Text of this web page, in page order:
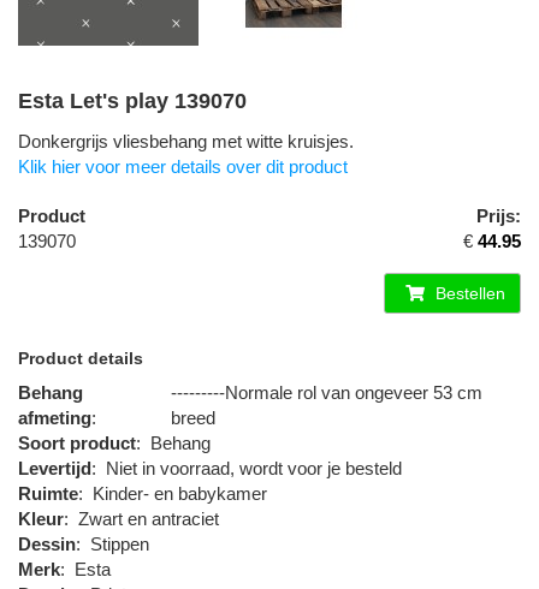
Esta Let's play 139070
Donkergrijs vliesbehang met witte kruisjes.
Klik hier voor meer details over dit product
Product
Prijs:
139070
€ 44.95
Bestellen
Product details
Behang
afmeting:
---------Normale rol van ongeveer 53 cm
breed
Soort product: Behang
Levertijd: Niet in voorraad, wordt voor je besteld
Ruimte: Kinder- en babykamer
Kleur: Zwart en antraciet
Dessin: Stippen
Merk: Esta